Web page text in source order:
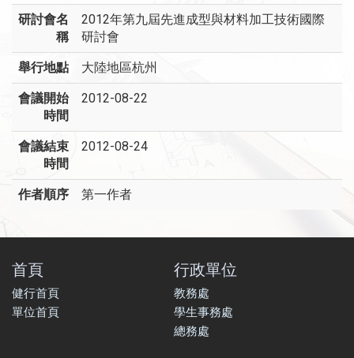
研討會名
稱
2012年第九屆先進成型與材料加工技術國際
研討會
舉行地點 大陸地區杭州
會議開始
時間
2012-08-22
會議結束
時間
2012-08-24
作者順序 第一作者
首頁
健行首頁
單位首頁
行政單位
教務處
學生事務處
總務處